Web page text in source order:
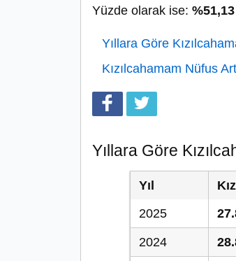
Yüzde olarak ise: %51,13
Yıllara Göre
Kızılcahamam Nüfus
Yıllara Göre
Yıl
2025
2024